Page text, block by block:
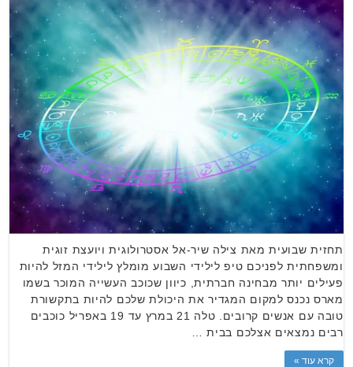
תחזית שבועית מאת צילה שיר-אל אסטרולוגית ויועצת זוגית
ומשפחתית לפניכם טיפ לילידי השבוע מומלץ לילידי המזל להיות
פעילים יותר מבחינה חברתית, כיוון שכוכב העשייה המוכר בשמו
מארס נכנס למקום המגדיר את היכולת שלכם להיות בתקשורת
טובה עם אנשים קרובים. טלה 21 במרץ עד 19 באפריל כוכבים
רבים נמצאים אצלכם בבית …
קרא עוד »